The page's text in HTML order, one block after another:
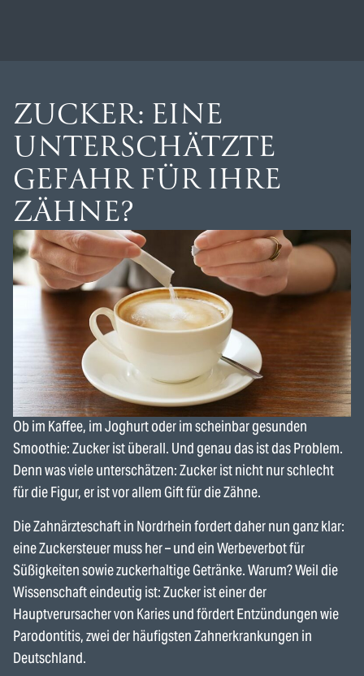
ZUCKER: EINE
UNTERSCHÄTZTE
GEFAHR FÜR IHRE
ZÄHNE?
Ob im Kaffee, im Joghurt oder im scheinbar gesunden
Smoothie: Zucker ist überall. Und genau das ist das Problem.
Denn was viele unterschätzen: Zucker ist nicht nur schlecht
für die Figur, er ist vor allem Gift für die Zähne.
Die Zahnärzteschaft in Nordrhein fordert daher nun ganz klar:
eine Zuckersteuer muss her – und ein Werbeverbot für
Süßigkeiten sowie zuckerhaltige Getränke. Warum? Weil die
Wissenschaft eindeutig ist: Zucker ist einer der
Hauptverursacher von Karies und fördert Entzündungen wie
Parodontitis, zwei der häufigsten Zahnerkrankungen in
Deutschland.